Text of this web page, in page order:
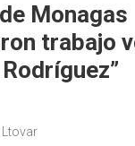
Monagas
trabajo
Ltovar